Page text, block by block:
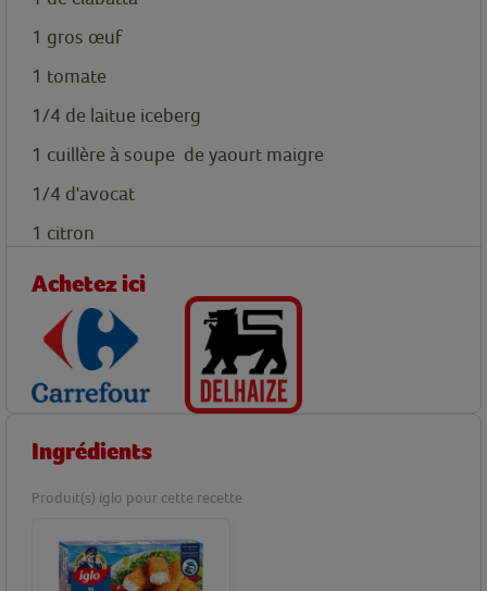
1 gros œuf
1 tomate
1/4 de laitue iceberg
1 cuillère à soupe de yaourt maigre
1/4 d'avocat
1 citron
Achetez ici
Ingrédients
Produit(s) iglo pour cette recette